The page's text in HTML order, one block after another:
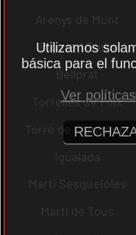
Arenys de Munt
Bigues i Riells
Bellprat
Torrelles de Foix
Torre de Claramunt
Igualada
Martí Sesgueioles
Martí de Tous
Utilizamos
básica para el
Ver